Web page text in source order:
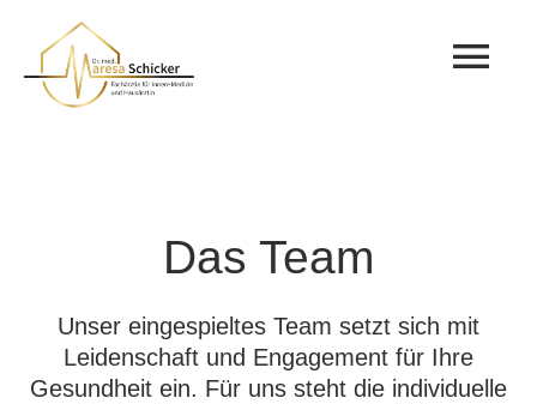
Inhalt
springen
Team
Das Team
Unser eingespieltes Team setzt sich mit
Leidenschaft und Engagement für Ihre
Gesundheit ein. Für uns steht die individuelle